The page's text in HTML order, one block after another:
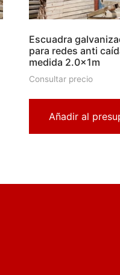
Escuadra
para redes anti
medida 2.0x1m
Consultar precio
Añadir al